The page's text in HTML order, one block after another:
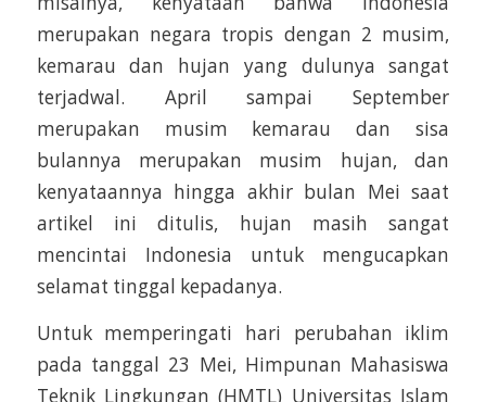
merupakan negara tropis dengan 2 musim,
kemarau dan hujan yang dulunya sangat
terjadwal. April sampai September
merupakan musim kemarau dan sisa
bulannya merupakan musim hujan, dan
kenyataannya hingga akhir bulan Mei saat
artikel ini ditulis, hujan masih sangat
mencintai Indonesia untuk mengucapkan
selamat tinggal kepadanya.
Untuk memperingati hari perubahan iklim
pada tanggal 23 Mei, Himpunan Mahasiswa
Teknik Lingkungan (HMTL) Universitas Islam